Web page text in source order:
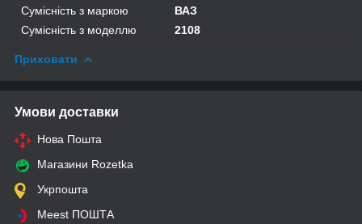
Сумісність з маркою
ВАЗ
Сумісність з моделлю
2108
Приховати
Умови доставки
Нова Пошта
Магазини Rozetka
Укрпошта
Meest ПОШТА